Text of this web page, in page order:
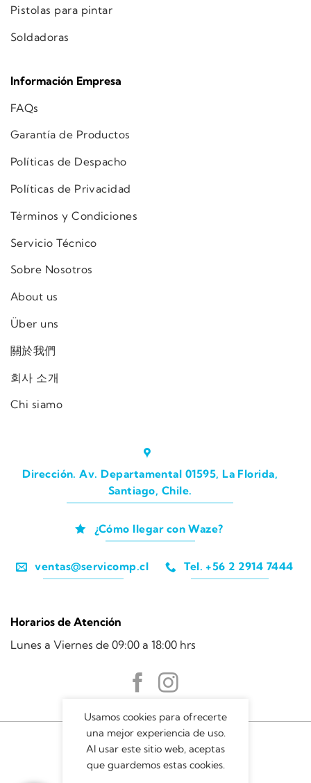
Pistolas para pintar
Soldadoras
Información Empresa
FAQs
Garantía de Productos
Políticas de Despacho
Políticas de Privacidad
Términos y Condiciones
Servicio Técnico
Sobre Nosotros
About us
Über uns
關於我們
회사 소개
Chi siamo
Dirección. Av. Departamental 01595, La Florida,
Santiago, Chile.
¿Cómo llegar con Waze?
ventas@servicomp.cl Tel. +56 2 2914 7444
Horarios de Atención
Lunes a Viernes de 09:00 a 18:00 hrs
Usamos cookies para ofrecerte
una mejor experiencia de uso.
Al usar este sitio web, aceptas
que guardemos estas cookies.